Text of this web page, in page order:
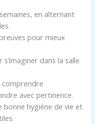
en alternant
pour mieux
s’imaginer dans la salle
avec pertinence.
bonne hygiène de vie et